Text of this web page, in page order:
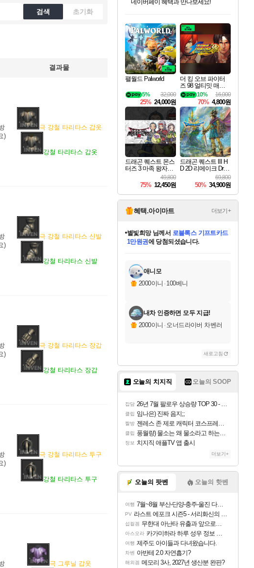
초기화
결과물
)
극 강철 타리타스 갑옷
강철 타리타스 갑옷
)
극 강철 타리타스 신발
강철 타리타스 신발
)
극 강철 타리타스 장갑
강철 타리타스 장갑
)
극 강철 타리타스 투구
강철 타리타스 투구
극 그루닐 갑옷
최대 90% 할인가를 만나보세요!
네이버혜택과 함께 만나보세요!
50%할인&추가 적립까지!
네이버 포인트 혜택까지!
이니&베니 혜택까지!
네이버 혜택가와 함께 예약하세요!
할인&네이버혜택으로 만나보세요!
40주년 프로모션으로 만나보세요!
할인가에 만나보세요!
일부 에디션 상시 할인!
혜택으로 예약 판매 중
편안하게 충전하세요
팰월드 Palworld
32,000
5%
25% 24,000원
더 킹 오브 파이터
즈 98 얼티밋 매치
파이널 에디션 THE
KING OF FIGHTER
S 98 ULTIMATE MA
TCH FINAL EDITIO
N
16,000
10%
70% 4,800원
드래곤 퀘스트 몬스
터즈 3 마족 왕자와
엘프의 여행 Dragon
Quest Monsters The
Dark Prince
49,800
75% 12,450원
드래곤 퀘스트 III H
D 2D 리메이크 Drag
on Quest III HD 2D R
emake
69,800
50% 34,900원
혜택.아이마트 더보기+
교환.
당첨되셨습니다.
당첨되셨습니다.
당첨되셨습니다.
별빛희망님께서 로블록스 기프트카드
1만원권에 당첨되셨습니다.
당첨되셨습니다.
당첨되셨습니다.
당첨되셨습니다.
당첨되셨습니다.
에디션 (스팀코드)
당첨되셨습니다.
애니모
2000이니 · 100베니
내차 인증하면 모두 지급!
2000이니 · 오너드라이버 차벤러
새로고침
오늘의 치지직 오늘의 SOOP
잡담 26년 7월 팔로우 상승량 TOP 30 - 월간 치지직
클립 임나은) 진짜 음지;;
짤방 젠레스 존 제로 캐릭터 코스프레한 꽁주
클립 풍월량) 물소는 왜 물소라고 하는거야? 아! 그만 ㅋㅋ 알았어 ㅋㅋ
정보 치지직 애플TV 앱 출시
더보기+
오늘의 팟벤 오늘의 핫벤
여행 7월~8월 부산-단양-충주-울진 다녀왔어요~
PV 라스트 에포크 시즌5 - 서리화신의 분노 티저
섭컬겜 무한대 아난타 유출과 앞으로의 예상 (루머)
아스오라 카가미하라 하루 성우 정보 및 주요 필모
여행 제주도 아이들과 다녀왔습니다.
차벤 아반테 2.0 자연흡기?
해외겜 메모리 3사, 2027년 생산분 완판?